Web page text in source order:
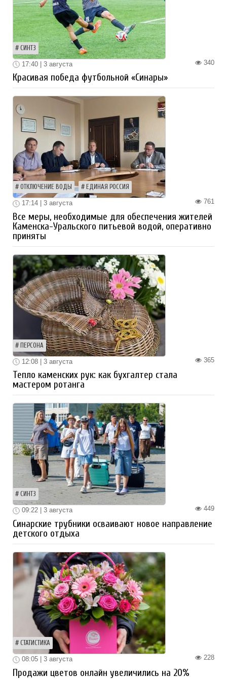
СИНТЗ
340
17:40 | 3 августа
Красивая победа футбольной «Синары»
ОТКЛЮЧЕНИЕ ВОДЫ ЕДИНАЯ РОССИЯ
761
17:14 | 3 августа
Все меры, необходимые для обеспечения жителей
Каменска-Уральского питьевой водой, оперативно
приняты
ПЕРСОНА
365
12:08 | 3 августа
Тепло каменских рук: как бухгалтер стала
мастером ротанга
СИНТЗ
449
09:22 | 3 августа
Синарские трубники осваивают новое направление
детского отдыха
СТАТИСТИКА
228
08:05 | 3 августа
Продажи цветов онлайн увеличились на 20%